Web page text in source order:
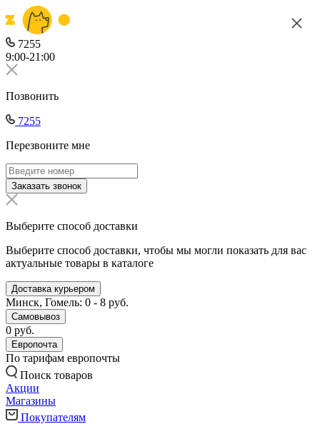
7255
9:00-21:00
Позвонить
7255
Перезвоните мне
Заказать звонок
Выберите способ доставки
Выберите способ доставки, чтобы мы могли показать для вас
актуальные товары в каталоге
Доставка курьером
Минск, Гомель: 0 - 8 руб.
Самовывоз
0 руб.
Европочта
По тарифам европочты
Поиск товаров
Акции
Магазины
Покупателям